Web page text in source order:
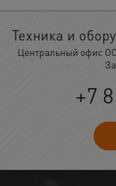
Техника и
Центральный офис
+7